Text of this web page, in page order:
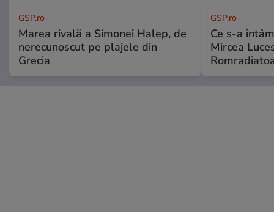
GSP.ro
Marea rivală a Simonei Halep, de
nerecunoscut pe plajele din
Grecia
GSP.ro
Ce s-a
Mircea